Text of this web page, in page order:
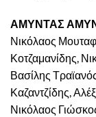
ΑΜΥΝΤΑΣ
Νικόλαος
Κοτζαμανίδης,
Βασίλης
Καζαντζίδης,
Νικόλαος